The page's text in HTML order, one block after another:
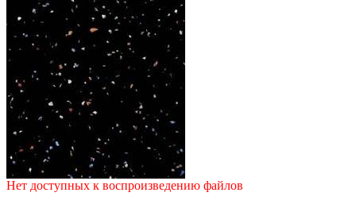
Нет доступных к воспроизведению файлов